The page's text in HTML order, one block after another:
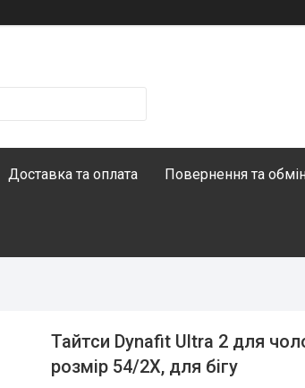
Доставка та оплата Повернення та
Тайтси Dynafit Ultra 2 для
розмір 54/2X, для бігу